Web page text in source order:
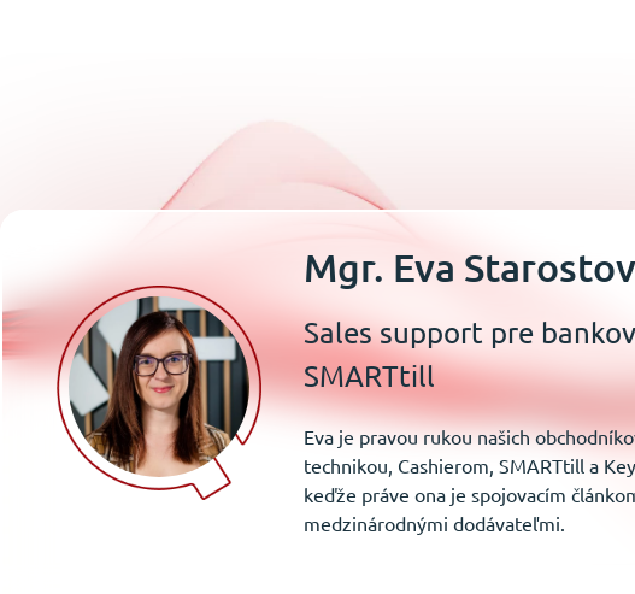
Mgr. Eva
Sales support pre
SMARTtill
Eva je pravou rukou našich
technikou, Cashierom, SMARTtill a
keďže práve ona je spojovacím
medzinárodnými dodávateľmi.